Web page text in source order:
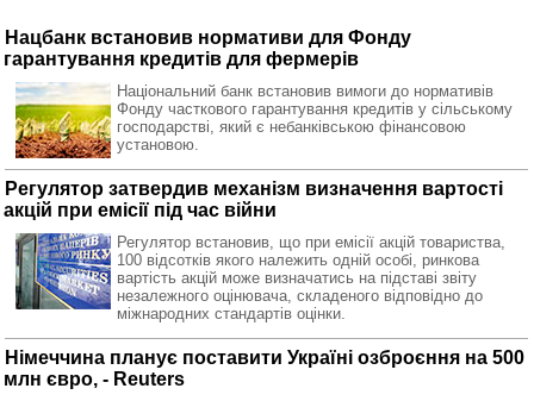
Нацбанк встановив нормативи для Фонду
гарантування кредитів для фермерів
Національний банк встановив вимоги до нормативів
Фонду часткового гарантування кредитів у сільському
господарстві, який є небанківською фінансовою
установою.
Регулятор затвердив механізм визначення вартості
акцій при емісії під час війни
Регулятор встановив, що при емісії акцій товариства,
100 відсотків якого належить одній особі, ринкова
вартість акцій може визначатись на підставі звіту
незалежного оцінювача, складеного відповідно до
міжнародних стандартів оцінки.
Німеччина планує поставити Україні озброєння на 500
млн євро, - Reuters